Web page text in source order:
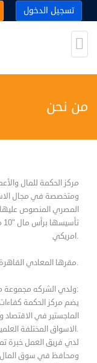
تسجيل الدخول
من نحن
مركز الحكمة للمال
ومتخصصة في مجال
امريكي.
مقرها المعادي القاهرة وتعمل وفقاً للقوانين المصرية.
ولدي الشركه مجموعة من الخصائص تميزها وهي:
الماجستير في
الاسواق المختلفة العلمية والعملية.
ومحافظ في سوق المال